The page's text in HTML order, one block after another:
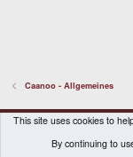
Caanoo - Allgemeines
DragonBox Pyra
Contact us
Terms and
This site uses cookies to
By continuing to